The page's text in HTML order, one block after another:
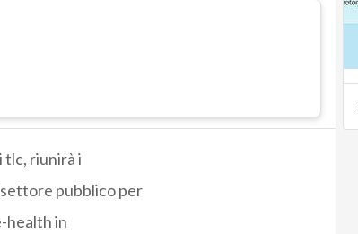
tlc, riunirà i
pubblico per
health in